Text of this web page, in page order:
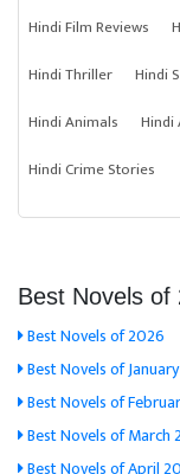
Hindi Film Reviews
Hindi Thriller
Hindi
Hindi Animals
Hindi Crime Stories
Best Novels of
Best Novels of 2026
Best Novels of
Best Novels of
Best Novels of March